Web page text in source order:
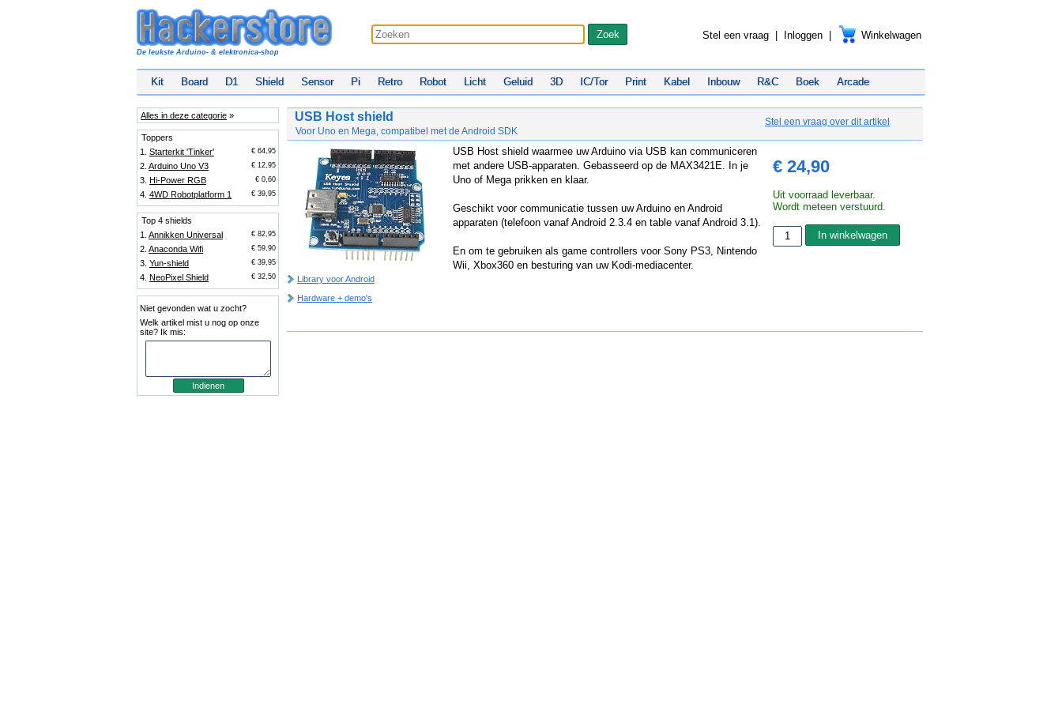
De leukste Arduino- & elektronica-shop
Stel een vraag Inloggen Winkelwagen
Kit Board D1 Shield Sensor Pi Retro Robot Licht Geluid 3D IC/Tor Print Kabel Inbouw R&C Boek Arcade
Alles in deze categorie »
Toppers
1. Starterkit 'Tinker' € 64,95
2. Arduino Uno V3 € 12,95
3. Hi-Power RGB € 0,60
4. 4WD Robotplatform 1 € 39,95
Top 4 shields
1. Annikken Universal € 82,95
2. Anaconda Wifi € 59,90
3. Yun-shield € 39,95
4. NeoPixel Shield € 32,50
Niet gevonden wat u zocht?
Welk artikel mist u nog op onze
site? Ik mis:
USB Host shield
Voor Uno en Mega, compatibel met de Android SDK
Stel een vraag over dit artikel
Library voor Android
Hardware + demo's
USB Host shield waarmee uw Arduino via USB kan communiceren
met andere USB-apparaten. Gebasseerd op de MAX3421E. In je
Uno of Mega prikken en klaar.
Geschikt voor communicatie tussen uw Arduino en Android
apparaten (telefoon vanaf Android 2.3.4 en table vanaf Android 3.1).
En om te gebruiken als game controllers voor Sony PS3, Nintendo
Wii, Xbox360 en besturing van uw Kodi-mediacenter.
€ 24,90
Uit voorraad leverbaar.
Wordt meteen verstuurd.